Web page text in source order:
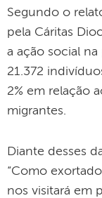
Segundo o
pela Cáritas
a ação social na
21.372
2% em relação
migrantes.
Diante desses
“Como
nos visitará em